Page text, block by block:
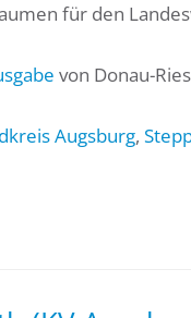
für den
von Donau-
Augsburg,